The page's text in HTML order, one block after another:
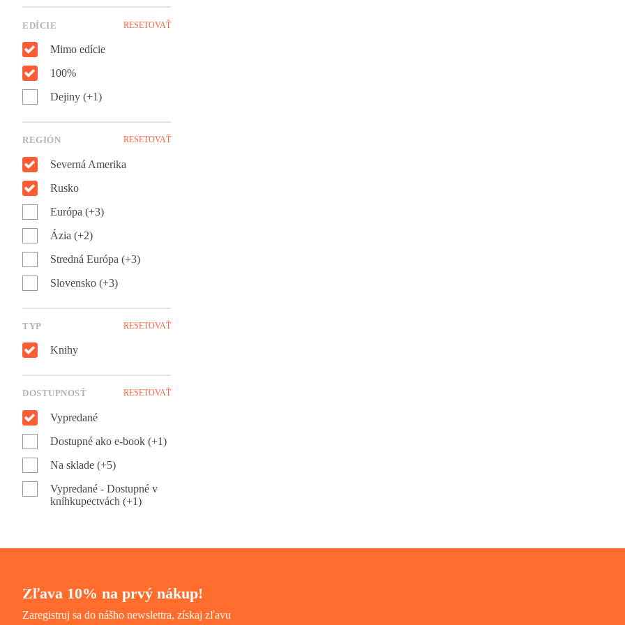
EDÍCIE RESETOVAŤ
Mimo edície
100%
Dejiny (+1)
REGIÓN RESETOVAŤ
Severná Amerika
Rusko
Európa (+3)
Ázia (+2)
Stredná Európa (+3)
Slovensko (+3)
TYP RESETOVAŤ
Knihy
DOSTUPNOSŤ RESETOVAŤ
Vypredané
Dostupné ako e-book (+1)
Na sklade (+5)
Vypredané - Dostupné v
kníhkupectvách (+1)
Zľava 10% na prvý nákup!
Zaregistruj sa do nášho newslettra, získaj zľavu